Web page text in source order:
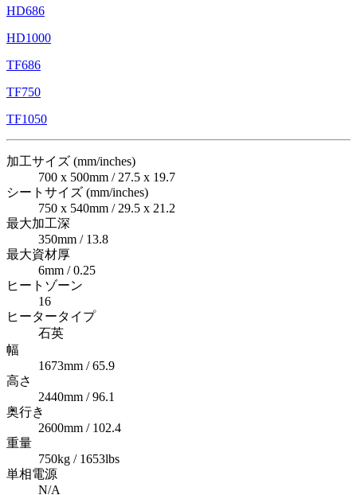
HD686
HD1000
TF686
TF750
TF1050
加工サイズ (mm/inches)
700 x 500mm / 27.5 x 19.7
シートサイズ (mm/inches)
750 x 540mm / 29.5 x 21.2
最大加工深
350mm / 13.8
最大資材厚
6mm / 0.25
ヒートゾーン
16
ヒータータイプ
石英
幅
1673mm / 65.9
高さ
2440mm / 96.1
奥行き
2600mm / 102.4
重量
750kg / 1653lbs
単相電源
N/A